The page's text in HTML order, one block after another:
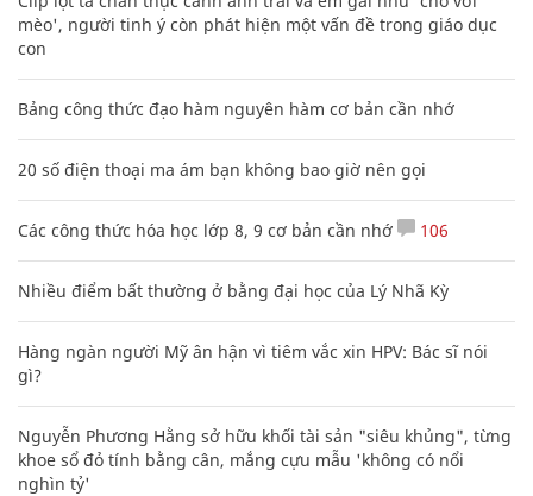
mèo', người tinh ý còn phát hiện một vấn đề trong giáo dục
con
Bảng công thức đạo hàm nguyên hàm cơ bản cần nhớ
20 số điện thoại ma ám bạn không bao giờ nên gọi
Các công thức hóa học lớp 8, 9 cơ bản cần nhớ 106
Nhiều điểm bất thường ở bằng đại học của Lý Nhã Kỳ
Hàng ngàn người Mỹ ân hận vì tiêm vắc xin HPV: Bác sĩ nói
gì?
Nguyễn Phương Hằng sở hữu khối tài sản "siêu khủng", từng
khoe sổ đỏ tính bằng cân, mắng cựu mẫu 'không có nổi
nghìn tỷ'